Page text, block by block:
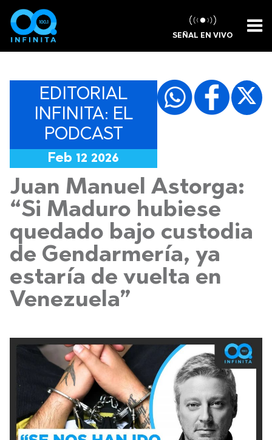
SEÑAL EN VIVO
EDITORIAL
INFINITA: EL
PODCAST
Feb 12 2026
Juan Manuel Astorga:
“Si Maduro hubiese
quedado bajo custodia
de Gendarmería, ya
estaría de vuelta en
Venezuela”